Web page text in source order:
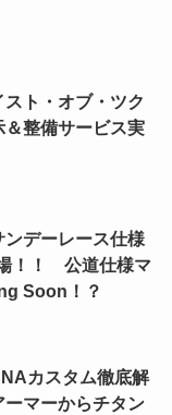
ト・オブ・ツク
整備サービス実
ンデーレース仕様
！！ 公道仕様マ
Soon！？
カスタム徹底解
マーからチタン